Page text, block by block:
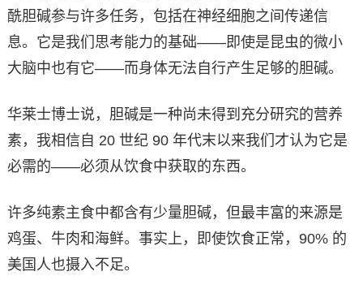
酰胆碱参与许多任务，包括在神经细胞之间传递信
息。它是我们思考能力的基础——即使是昆虫的微小
大脑中也有它——而身体无法自行产生足够的胆碱。
华莱士博士说，胆碱是一种尚未得到充分研究的营养
素，我相信自 20 世纪 90 年代末以来我们才认为它是
必需的——必须从饮食中获取的东西。
许多纯素主食中都含有少量胆碱，但最丰富的来源是
鸡蛋、牛肉和海鲜。事实上，即使饮食正常，90% 的
美国人也摄入不足。